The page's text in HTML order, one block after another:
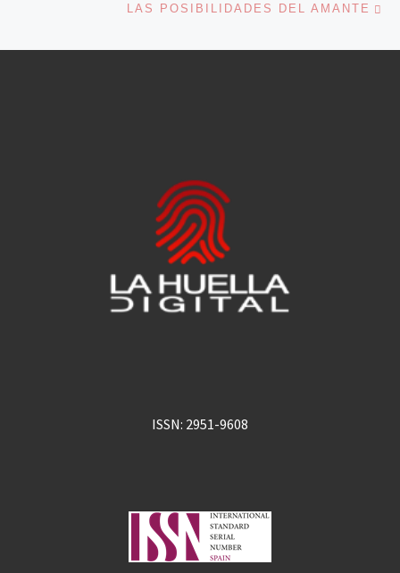
LAS POSIBILIDADES DEL AMANTE
ISSN: 2951-9608